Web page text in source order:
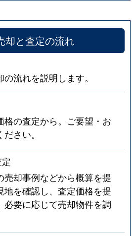
却と査定の流れ
流れを説明します。
格の査定から。ご要望・お
さい。
売却事例などから概算を提
地を確認し、査定価格を提
必要に応じて売却物件を調